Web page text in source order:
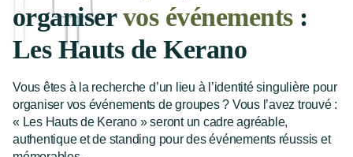
organiservos événements:
Les Hauts de Kerano
Vous êtes à la recherche d’un lieu à l’identité singulière pour
organiser vos événements de groupes ? Vous l’avez trouvé :
« Les Hauts de Kerano » seront un cadre agréable,
authentique et de standing pour des événements réussis et